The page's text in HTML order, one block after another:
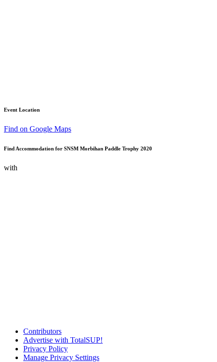
Event Location
Find on Google Maps
Find Accommodation for SNSM Morbihan Paddle Trophy 2020
with
Contributors
Advertise with TotalSUP!
Privacy Policy
Manage Privacy Settings